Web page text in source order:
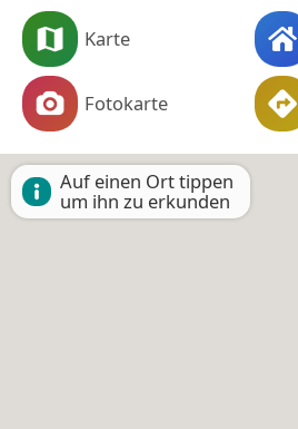
Karte
Fotokarte
Auf einen Ort tippen
um ihn zu erkunden